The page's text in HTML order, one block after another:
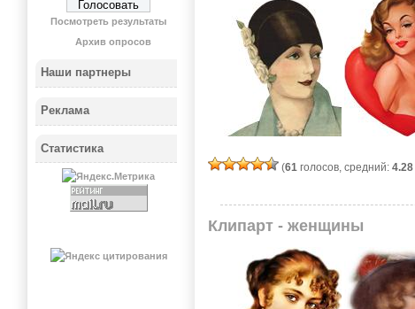
(61 голосов, средний: 4.28
Клипарт - женщины
Посмотреть результаты
Архив опросов
Наши партнеры
Реклама
Статистика